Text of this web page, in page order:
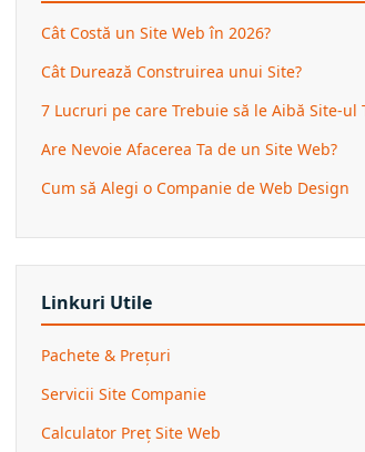
Cât Costă un Site Web în 2026?
Cât Durează Construirea unui Site?
7 Lucruri pe care Trebuie să le Aibă Site-ul
Are Nevoie Afacerea Ta de un Site Web?
Cum să Alegi o Companie de Web Design
Linkuri Utile
Pachete & Prețuri
Servicii Site Companie
Calculator Preț Site Web